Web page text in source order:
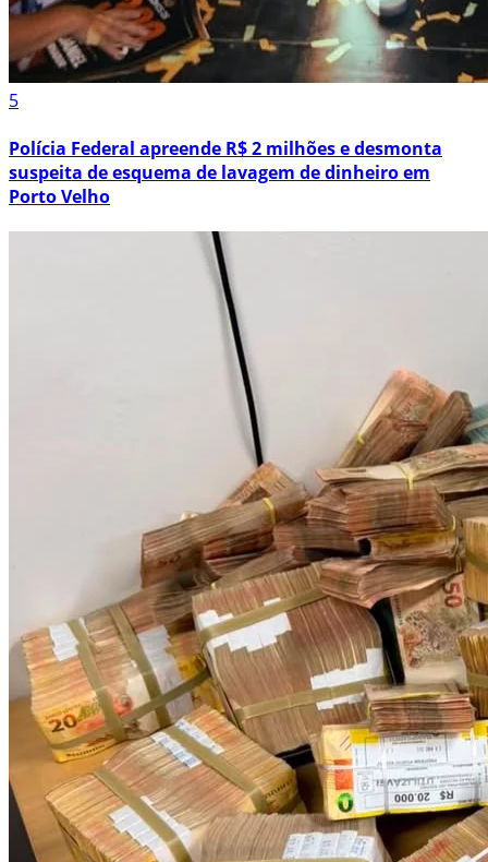
5
Polícia Federal apreende R$ 2 milhões e desmonta
suspeita de esquema de lavagem de dinheiro em
Porto Velho